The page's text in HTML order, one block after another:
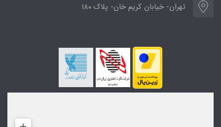
تهران- خیابان کریم خان- پلاک ۱۸۰